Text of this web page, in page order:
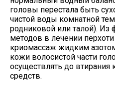
головы перестала быть
чистой воды комнатной
родниковой или талой). Из
методов в лечении
криомассаж жидким
кожи волосистой части
осуществлять до втирания
средств.